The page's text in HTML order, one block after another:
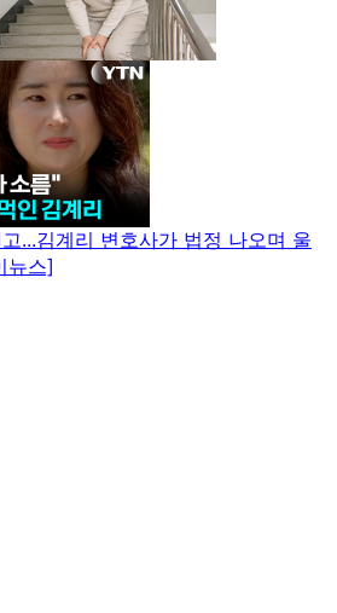
...김계리 변호사가 법정 나오며 울
뉴스]